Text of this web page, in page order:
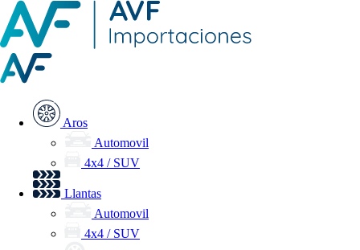
Aros
Automovil
4x4 / SUV
Llantas
Automovil
4x4 / SUV